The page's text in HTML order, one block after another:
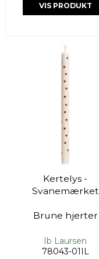
VIS PRODUKT
Kertelys -
Svanemærket
Brune hjerter
Ib Laursen
78043-01IL